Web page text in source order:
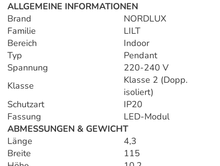
ALLGEMEINE INFORMATIONEN
Brand
NORDLUX
Familie
LILT
Bereich
Indoor
Typ
Pendant
Spannung
220-240 V
Klasse
Klasse 2 (Dopp.
isoliert)
Schutzart
IP20
Fassung
LED-Modul
ABMESSUNGEN & GEWICHT
Länge
4,3
Breite
115